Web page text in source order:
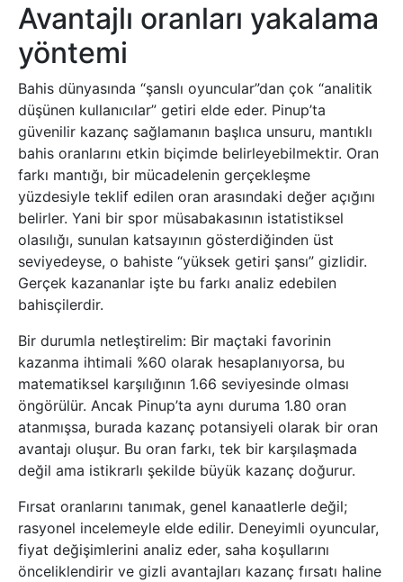
Avantajlı oranları yakalama
yöntemi
Bahis dünyasında “şanslı oyuncular”dan çok “analitik
düşünen kullanıcılar” getiri elde eder. Pinup’ta
güvenilir kazanç sağlamanın başlıca unsuru, mantıklı
bahis oranlarını etkin biçimde belirleyebilmektir. Oran
farkı mantığı, bir mücadelenin gerçekleşme
yüzdesiyle teklif edilen oran arasındaki değer açığını
belirler. Yani bir spor müsabakasının istatistiksel
olasılığı, sunulan katsayının gösterdiğinden üst
seviyedeyse, o bahiste “yüksek getiri şansı” gizlidir.
Gerçek kazananlar işte bu farkı analiz edebilen
bahisçilerdir.
Bir durumla netleştirelim: Bir maçtaki favorinin
kazanma ihtimali %60 olarak hesaplanıyorsa, bu
matematiksel karşılığının 1.66 seviyesinde olması
öngörülür. Ancak Pinup’ta aynı duruma 1.80 oran
atanmışsa, burada kazanç potansiyeli olarak bir oran
avantajı oluşur. Bu oran farkı, tek bir karşılaşmada
değil ama istikrarlı şekilde büyük kazanç doğurur.
Fırsat oranlarını tanımak, genel kanaatlerle değil;
rasyonel incelemeyle elde edilir. Deneyimli oyuncular,
fiyat değişimlerini analiz eder, saha koşullarını
önceliklendirir ve gizli avantajları kazanç fırsatı haline